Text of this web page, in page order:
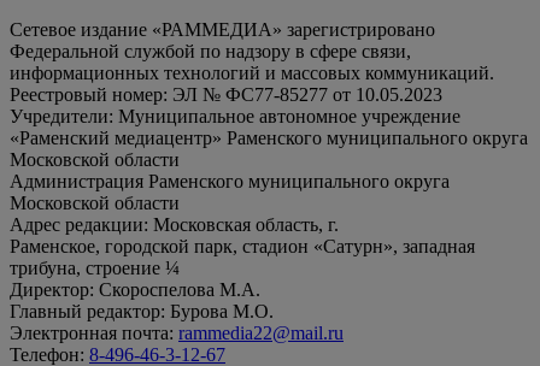
Сетевое издание «РАММЕДИА» зарегистрировано
Федеральной службой по надзору в сфере связи,
информационных технологий и массовых коммуникаций.
Реестровый номер: ЭЛ № ФС77-85277 от 10.05.2023
Учредители: Муниципальное автономное учреждение
«Раменский медиацентр» Раменского муниципального округа
Московской области
Администрация Раменского муниципального округа
Московской области
Адрес редакции: Московская область, г.
Раменское, городской парк, стадион «Сатурн», западная
трибуна, строение ¼
Директор: Скороспелова М.А.
Главный редактор: Бурова М.О.
Электронная почта: rammedia22@mail.ru
Телефон: 8-496-46-3-12-67